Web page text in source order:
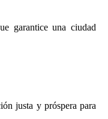
garantice una ciudad
justa y próspera para